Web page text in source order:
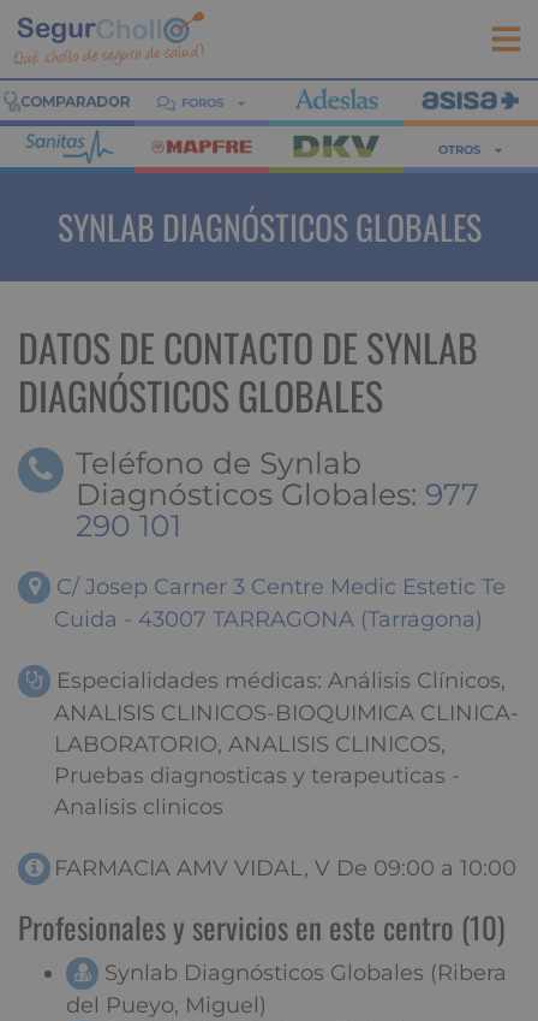
FOROS
OTROS
SYNLAB DIAGNÓSTICOS GLOBALES
DATOS DE CONTACTO DE SYNLAB
DIAGNÓSTICOS GLOBALES
Teléfono de Synlab
Diagnósticos Globales: 977
290 101
C/ Josep Carner 3 Centre Medic Estetic Te
Cuida - 43007 TARRAGONA (Tarragona)
Especialidades médicas: Análisis Clínicos,
ANALISIS CLINICOS-BIOQUIMICA CLINICA-
LABORATORIO, ANALISIS CLINICOS,
Pruebas diagnosticas y terapeuticas -
Analisis clinicos
FARMACIA AMV VIDAL, V De 09:00 a 10:00
Profesionales y servicios en este centro (10)
Synlab Diagnósticos Globales (Ribera
del Pueyo, Miguel)